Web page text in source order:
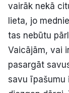
Facebook
E-avīze
vairāk nekā
lieta, jo
tas nebūtu
Vaicājām, vai
pasargāt
savu īpašumu